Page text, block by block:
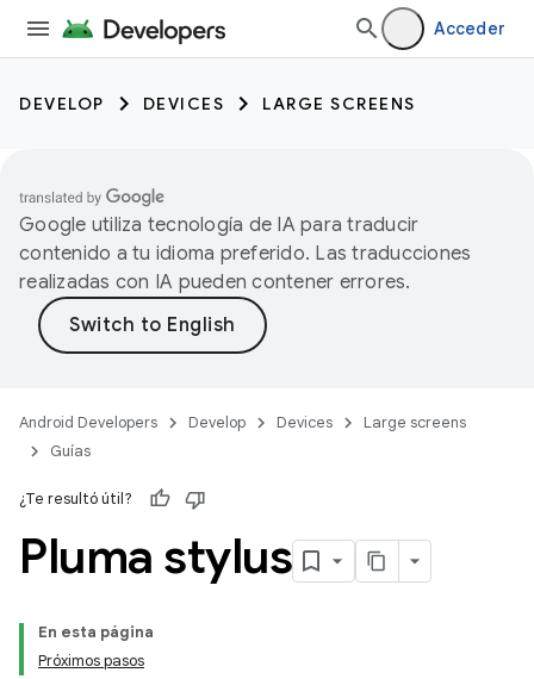
Acceder
DEVELOP DEVICES LARGE SCREENS
Google utiliza tecnología de IA para traducir
contenido a tu idioma preferido. Las traducciones
realizadas con IA pueden contener errores.
Android Developers Develop Devices
Large screens
Guías
¿Te resultó útil?
Pluma stylus
En esta página
Próximos pasos